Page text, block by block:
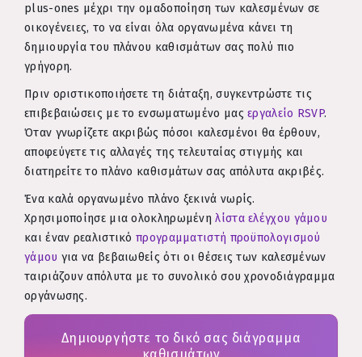
plus-ones μέχρι την ομαδοποίηση των καλεσμένων σε
οικογένειες, το να είναι όλα οργανωμένα κάνει τη
δημιουργία του πλάνου καθισμάτων σας πολύ πιο
γρήγορη.
Πριν οριστικοποιήσετε τη διάταξη, συγκεντρώστε τις
επιβεβαιώσεις με το ενσωματωμένο μαςεργαλείο RSVP.
Όταν γνωρίζετε ακριβώς πόσοι καλεσμένοι θα έρθουν,
αποφεύγετε τις αλλαγές της τελευταίας στιγμής και
διατηρείτε το πλάνο καθισμάτων σας απόλυτα ακριβές.
Ένα καλά οργανωμένο πλάνο ξεκινά νωρίς.
Χρησιμοποίησε μια ολοκληρωμένηλίστα ελέγχου γάμου
και έναν ρεαλιστικό προγραμματιστή προϋπολογισμού
γάμου για να βεβαιωθείς ότι οι θέσεις των καλεσμένων
ταιριάζουν απόλυτα με το συνολικό σου χρονοδιάγραμμα
οργάνωσης.
Δημιουργήστε το δικό σας διάγραμμα